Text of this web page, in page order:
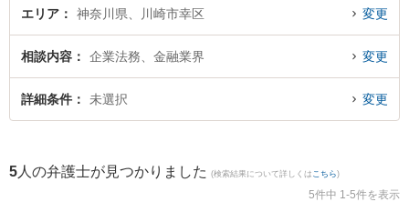
京スタートアップ法律事務所 川崎支店の小林 望海弁護士や恵富総合法律事務所
生した金融業界のトラブルを今すぐに弁護士に相談したい』『金融業界のトラ
ブル解決の実績豊富な近くの弁護士を検索したい』『初回相談無料で金融業界
を法律相談できる川崎市幸区内の弁護士に相談予約したい』などでお困りの相
エリア 神奈川県、川崎市幸区 変更
相談内容 企業法務、金融業界 変更
詳細条件 未選択 変更
5 人の弁護士が見つかりました (検索結果について詳しくは こちら)
5件中 1-5件を表示